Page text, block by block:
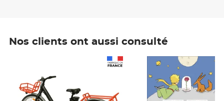
Nos clients ont aussi consulté
Prix 7,50€